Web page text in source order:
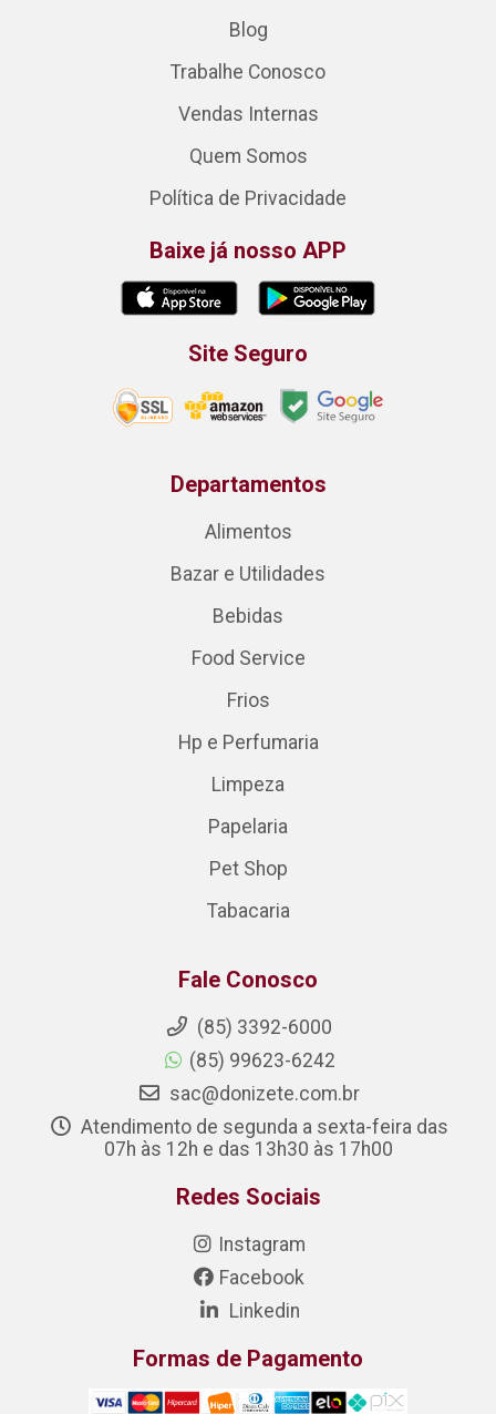
Blog
Trabalhe Conosco
Vendas Internas
Quem Somos
Política de Privacidade
Baixe já nosso APP
Site Seguro
Departamentos
Alimentos
Bazar e Utilidades
Bebidas
Food Service
Frios
Hp e Perfumaria
Limpeza
Papelaria
Pet Shop
Tabacaria
Fale Conosco
(85) 3392-6000
(85) 99623-6242
sac@donizete.com.br
Atendimento de segunda a sexta-feira das
07h às 12h e das 13h30 às 17h00
Redes Sociais
Instagram
Facebook
Linkedin
Formas de Pagamento